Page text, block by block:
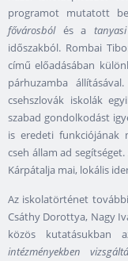
programot mutatott
fővárosbólés a
időszakból. Rombai
című előadásában
párhuzamba
csehszlovák iskolák
szabad gondolkodást
is eredeti funkciójának
cseh állam ad
Kárpátalja mai, lokális
Az iskolatörténet
Csáthy Dorottya, Nagy
közös kutatásukban
intézményekben